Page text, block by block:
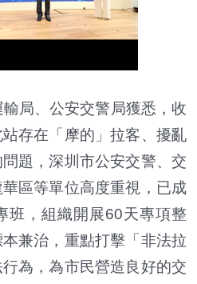
局、公安交警局獲悉，收
存在「摩的」拉客、擾亂
題，深圳市公安交警、交
區等單位高度重視，已成
班，組織開展60天專項整
兼治，重點打擊「非法拉
為，為市民營造良好的交